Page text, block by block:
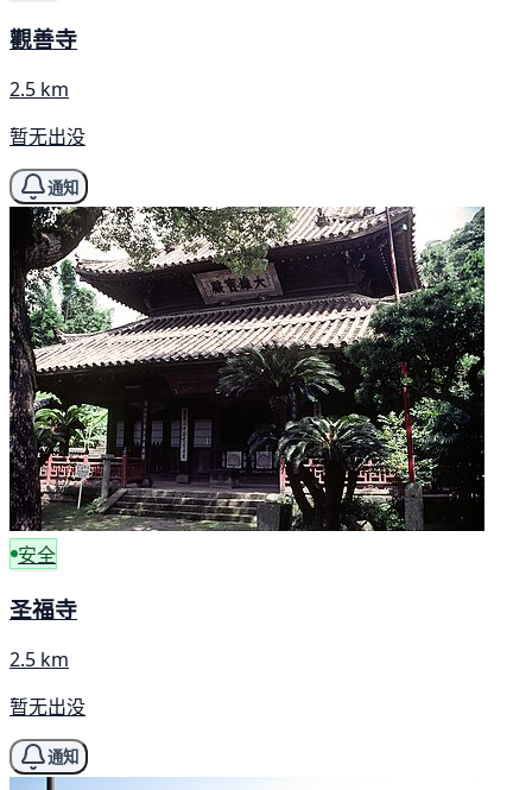
觀善寺
2.5 km
暂无出没
通知
安全
圣福寺
2.5 km
暂无出没
通知